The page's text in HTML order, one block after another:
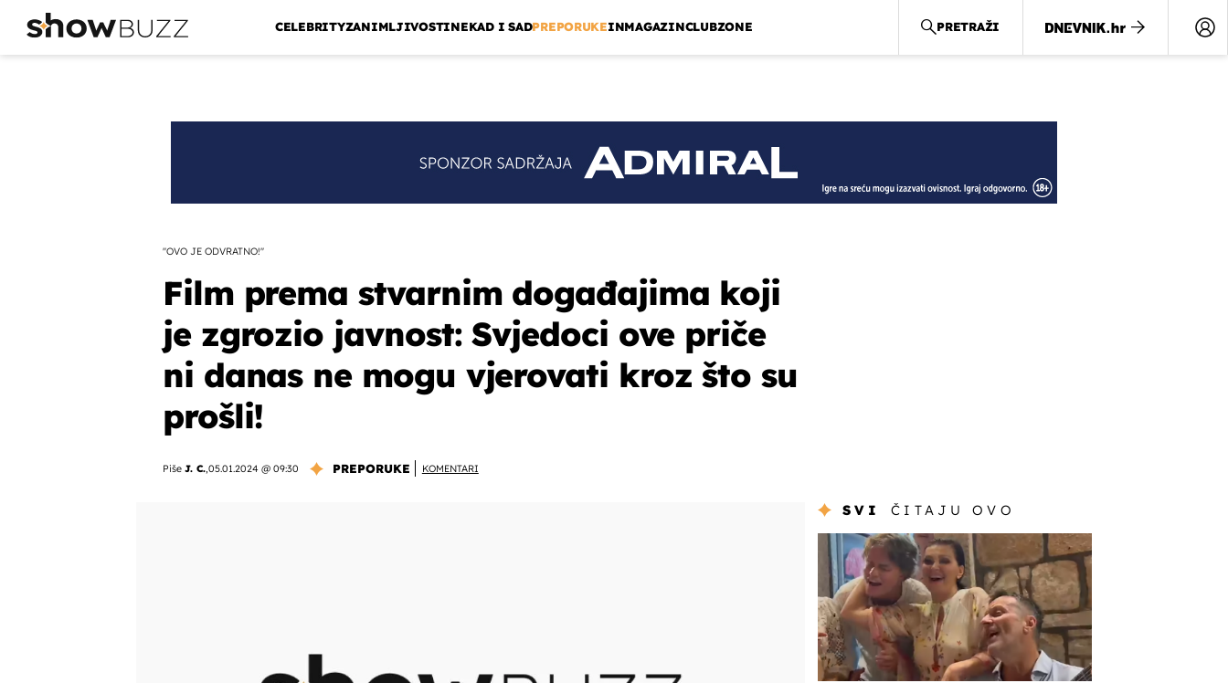
CELEBRITYZANIMLJIVOSTINEKAD I SADPREPORUKEINMAGAZINCLUBZONE PRETRAŽI
''OVO JE ODVRATNO!''
Film prema stvarnim događajima koji
je zgrozio javnost: Svjedoci ove priče
ni danas ne mogu vjerovati kroz što su
prošli!
Piše J. C.,05.01.2024 @ 09:30 PREPORUKE KOMENTARI
SVI ČITAJU OVO